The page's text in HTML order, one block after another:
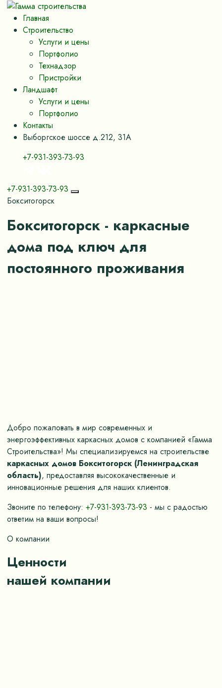
Главная
Строительство
Услуги и цены
Портфолио
Технадзор
Пристройки
Ландшафт
Услуги и цены
Портфолио
Контакты
Выборгское шоссе д.212, 31А
+7-931-393-73-93
+7-931-393-73-93
Бокситогорск
Бокситогорск - каркасные
дома под ключ для
постоянного проживания
Добро пожаловать в мир современных и
энергоэффективных каркасных домов с компанией «Гамма
Строительства»! Мы специализируемся на строительстве
каркасных домов Бокситогорск (Ленинградская
область), предоставляя высококачественные и
инновационные решения для наших клиентов.
Звоните по телефону: +7-931-393-73-93 - мы с радостью
ответим на ваши вопросы!
О компании
Ценности
нашей компании